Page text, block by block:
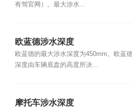
有驾官网）。最大涉水...
欧蓝德涉水深度
欧蓝德的最大涉水深度为450mm。欧蓝
深度由车辆底盘的高度所决...
摩托车涉水深度